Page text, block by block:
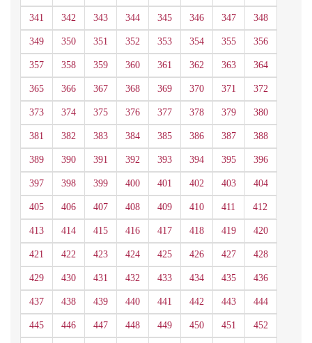
341 342 343 344 345 346 347 348
349 350 351 352 353 354 355 356
357 358 359 360 361 362 363 364
365 366 367 368 369 370 371 372
373 374 375 376 377 378 379 380
381 382 383 384 385 386 387 388
389 390 391 392 393 394 395 396
397 398 399 400 401 402 403 404
405 406 407 408 409 410 411 412
413 414 415 416 417 418 419 420
421 422 423 424 425 426 427 428
429 430 431 432 433 434 435 436
437 438 439 440 441 442 443 444
445 446 447 448 449 450 451 452